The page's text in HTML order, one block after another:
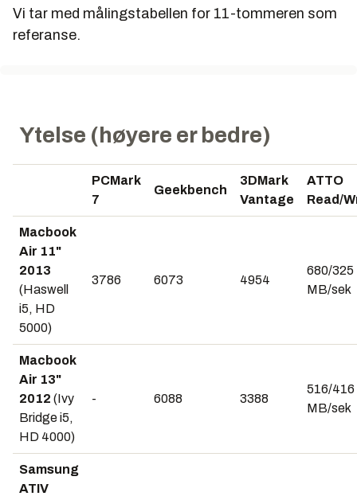
Vi tar med målingstabellen for 11-tommeren som
referanse.
Ytelse (høyere er bedre)
PCMark
7
Geekbench
3DMark
Vantage
ATTO
Read/
Macbook
Air 11"
2013
(Haswell
i5, HD
5000)
3786 6073 4954
680/325
MB/sek
Macbook
Air 13"
2012 (Ivy
Bridge i5,
HD 4000)
- 6088 3388
516/416
MB/sek
Samsung
ATIV